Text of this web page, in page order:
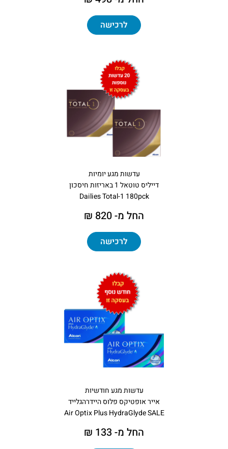
לרכישה
עדשות מגע יומיות
דייליס טוטאל 1 באריזות חיסכון
Dailies Total-1 180pck
החל מ- 820 ₪
לרכישה
עדשות מגע חודשיות
אייר אופטיקס פלוס היידרהגלייד
Air Optix Plus HydraGlyde SALE
החל מ- 133 ₪